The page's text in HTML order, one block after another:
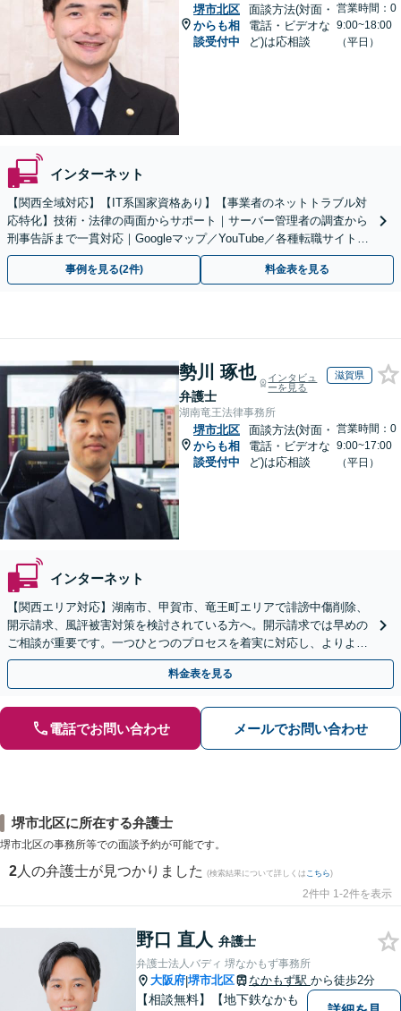
堺市北区
からも相
談受付中
面談方法(対面・
電話・ビデオな
ど)は応相談
営業時間：0
9:00~18:00
（平日）
インターネット
【関西全域対応】【IT系国家資格あり】【事業者のネットトラブル対
応特化】技術・法律の両面からサポート｜サーバー管理者の調査から
刑事告訴まで一貫対応｜Googleマップ／YouTube／各種転職サイトに
特化
事例を見る(2件) 料金表を見る
勢川 琢也
弁護士
インタビュ
ーを見る
滋賀県
湖南竜王法律事務所
堺市北区
からも相
談受付中
面談方法(対面・
電話・ビデオな
ど)は応相談
営業時間：0
9:00~17:00
（平日）
インターネット
【関西エリア対応】湖南市、甲賀市、竜王町エリアで誹謗中傷削除、
開示請求、風評被害対策を検討されている方へ。開示請求では早めの
ご相談が重要です。一つひとつのプロセスを着実に対応し、よりよい
解決に向けて尽力いたします【Web面談OK】
料金表を見る
電話でお問い合わせ メールでお問い合わせ
堺市北区に所在する弁護士
堺市北区の事務所等での面談予約が可能です。
2 人の弁護士が見つかりました (検索結果について詳しくは こちら)
2件中 1-2件を表示
野口 直人 弁護士
弁護士法人バディ 堺なかもず事務所
大阪府|堺市北区 なかもず駅 から徒歩2分
【相談無料】【地下鉄なかも